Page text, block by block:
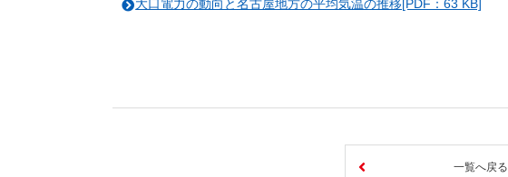
大口電力の動向と名古屋地方の平均気温の推移[PDF：63 KB]
一覧へ戻る